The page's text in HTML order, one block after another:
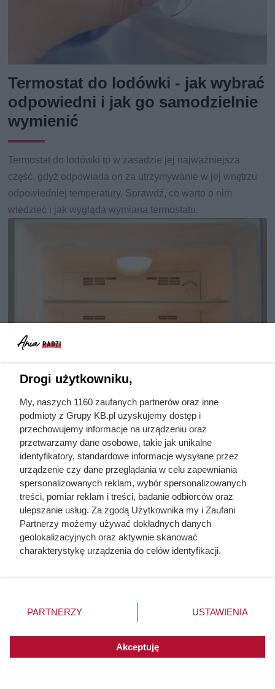
Termostat do lodówki - jak wybrać
odpowiedni i jak go samodzielnie
wymienić
Termostat do lodówki to w zasadzie jej najważniejsza
część, gdyż odpowiada on za utrzymywanie w jej wnętrzu
odpowiedniej temperatury. Sprawdź, co warto o nim
wiedzieć i jak wygląda wymiana termostatu.
Żarówki do lodówek - rodzaje,
moc, ceny, opinie, jak dobrać i
wymienić
Żarówka do lodówki to element, który może ulec
przepaleniu, dlatego warto na jej temat posiąść
podstawowe informacje. Sprawdź zatem, co warto wiedzieć
o żarówkach do tego typu sprzętu AGD.
Drogi użytkowniku,
My, naszych 1160 zaufanych partnerów oraz inne
podmioty z Grupy KB.pl uzyskujemy dostęp i
przechowujemy informacje na urządzeniu oraz
przetwarzamy dane osobowe, takie jak unikalne
identyfikatory, standardowe informacje wysyłane przez
urządzenie czy dane przeglądania w celu zapewniania
spersonalizowanych reklam, wybór spersonalizowanych
treści, pomiar reklam i treści, badanie odbiorców oraz
ulepszanie usług. Za zgodą Użytkownika my i Zaufani
Partnerzy możemy używać dokładnych danych
geolokalizacyjnych oraz aktywnie skanować
charakterystykę urządzenia do celów identyfikacji.
zmienić/wycofać klikając przycisk ustawień prywatności
znajdujący się w lewym dolnym rogu strony. Niektóre
użytkownika, ale masz prawo sprzeciwić się takiemu
przetwarzaniu. Preferencje będą miały zastosowania do
PARTNERZY USTAWIENIA
Akceptuję